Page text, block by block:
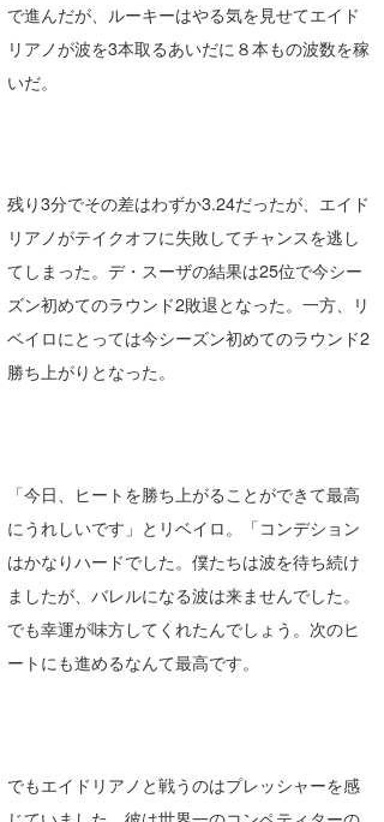
で進んだが、ルーキーはやる気を見せてエイド
リアノが波を3本取るあいだに８本もの波数を稼
いだ。
残り3分でその差はわずか3.24だったが、エイド
リアノがテイクオフに失敗してチャンスを逃し
てしまった。デ・スーザの結果は25位で今シー
ズン初めてのラウンド2敗退となった。一方、リ
ベイロにとっては今シーズン初めてのラウンド2
勝ち上がりとなった。
「今日、ヒートを勝ち上がることができて最高
にうれしいです」とリベイロ。「コンデション
はかなりハードでした。僕たちは波を待ち続け
ましたが、バレルになる波は来ませんでした。
でも幸運が味方してくれたんでしょう。次のヒ
ートにも進めるなんて最高です。
でもエイドリアノと戦うのはプレッシャーを感
Romisea